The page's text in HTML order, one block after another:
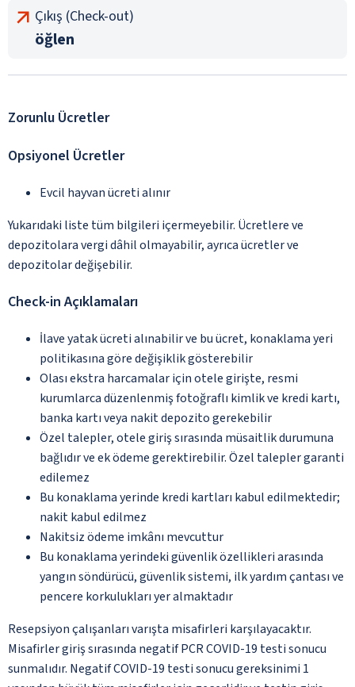
Çıkış (Check-out)
öğlen
Zorunlu Ücretler
Opsiyonel Ücretler
Evcil hayvan ücreti alınır
Yukarıdaki liste tüm bilgileri içermeyebilir. Ücretlere ve
depozitolara vergi dâhil olmayabilir, ayrıca ücretler ve
depozitolar değişebilir.
Check-in Açıklamaları
İlave yatak ücreti alınabilir ve bu ücret, konaklama yeri
politikasına göre değişiklik gösterebilir
Olası ekstra harcamalar için otele girişte, resmi
kurumlarca düzenlenmiş fotoğraflı kimlik ve kredi kartı,
banka kartı veya nakit depozito gerekebilir
Özel talepler, otele giriş sırasında müsaitlik durumuna
bağlıdır ve ek ödeme gerektirebilir. Özel talepler garanti
edilemez
Bu konaklama yerinde kredi kartları kabul edilmektedir;
nakit kabul edilmez
Nakitsiz ödeme imkânı mevcuttur
Bu konaklama yerindeki güvenlik özellikleri arasında
yangın söndürücü, güvenlik sistemi, ilk yardım çantası ve
pencere korkulukları yer almaktadır
Resepsiyon çalışanları varışta misafirleri karşılayacaktır.
Misafirler giriş sırasında negatif PCR COVID-19 testi sonucu
sunmalıdır. Negatif COVID-19 testi sonucu gereksinimi 1